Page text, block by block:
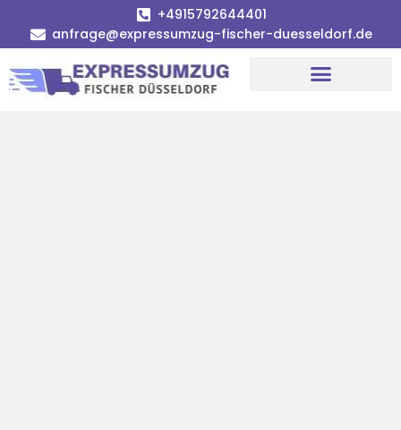
+4915792644401
anfrage@expressumzug-fischer-duesseldorf.de